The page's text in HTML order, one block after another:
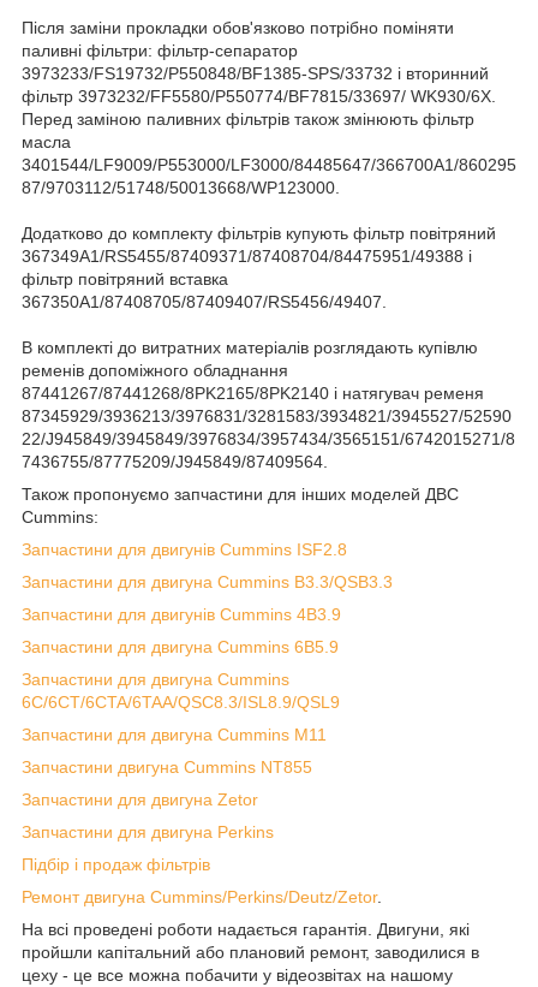
Після заміни прокладки обов'язково потрібно поміняти
паливні фільтри: фільтр-сепаратор
3973233/FS19732/P550848/BF1385-SPS/33732 і вторинний
фільтр 3973232/FF5580/P550774/BF7815/33697/ WK930/6X.
Перед заміною паливних фільтрів також змінюють фільтр
масла
3401544/LF9009/P553000/LF3000/84485647/366700A1/860295
87/9703112/51748/50013668/WP123000.
Додатково до комплекту фільтрів купують фільтр повітряний
367349A1/RS5455/87409371/87408704/84475951/49388 і
фільтр повітряний вставка
367350A1/87408705/87409407/RS5456/49407.
В комплекті до витратних матеріалів розглядають купівлю
ременів допоміжного обладнання
87441267/87441268/8PK2165/8PK2140 і натягувач ременя
87345929/3936213/3976831/3281583/3934821/3945527/52590
22/J945849/3945849/3976834/3957434/3565151/6742015271/8
7436755/87775209/J945849/87409564.
Також пропонуємо запчастини для інших моделей ДВС
Cummins:
Запчастини для двигунів Cummins ISF2.8
Запчастини для двигуна Cummins B3.3/QSB3.3
Запчастини для двигунів Cummins 4B3.9
Запчастини для двигуна Cummins 6B5.9
Запчастини для двигуна Cummins
6C/6CT/6CTA/6TAA/QSC8.3/ISL8.9/QSL9
Запчастини для двигуна Cummins M11
Запчастини двигуна Cummins NT855
Запчастини для двигуна Zetor
Запчастини для двигуна Perkins
Підбір і продаж фільтрів
Ремонт двигуна Cummins/Perkins/Deutz/Zetor.
На всі проведені роботи надається гарантія. Двигуни, які
пройшли капітальний або плановий ремонт, заводилися в
цеху - це все можна побачити у відеозвітах на нашому